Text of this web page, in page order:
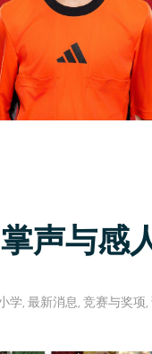
声与感
学 最新消息 竞赛与奖项